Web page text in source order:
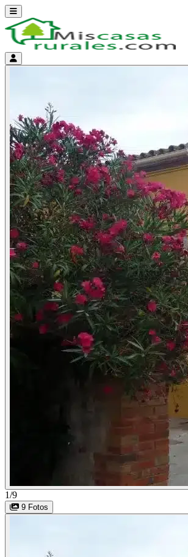
Abrir menú
Menú de cuenta
1/9
9 Fotos